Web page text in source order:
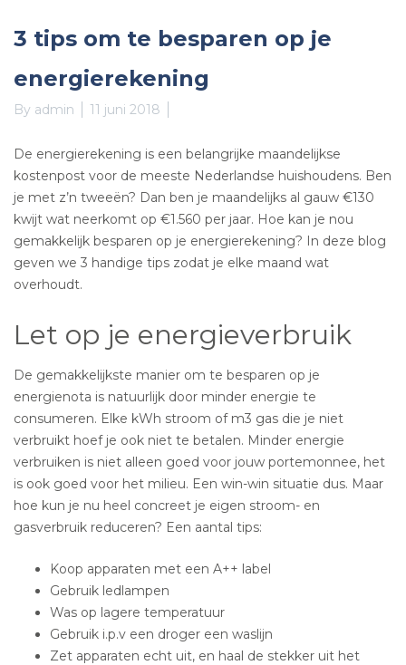
3 tips om te besparen op je
energierekening
By admin 11 juni 2018
De energierekening is een belangrijke maandelijkse
kostenpost voor de meeste Nederlandse huishoudens. Ben
je met z’n tweeën? Dan ben je maandelijks al gauw €130
kwijt wat neerkomt op €1.560 per jaar. Hoe kan je nou
gemakkelijk besparen op je energierekening? In deze blog
geven we 3 handige tips zodat je elke maand wat
overhoudt.
Let op je energieverbruik
De gemakkelijkste manier om te besparen op je
energienota is natuurlijk door minder energie te
consumeren. Elke kWh stroom of m3 gas die je niet
verbruikt hoef je ook niet te betalen. Minder energie
verbruiken is niet alleen goed voor jouw portemonnee, het
is ook goed voor het milieu. Een win-win situatie dus. Maar
hoe kun je nu heel concreet je eigen stroom- en
gasverbruik reduceren? Een aantal tips:
Koop apparaten met een A++ label
Gebruik ledlampen
Was op lagere temperatuur
Gebruik i.p.v een droger een waslijn
Zet apparaten echt uit, en haal de stekker uit het